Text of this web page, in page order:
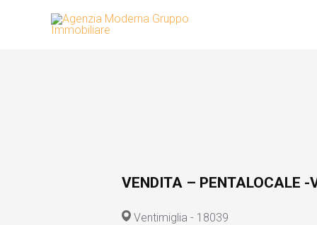
VENDITA – PENTALOCALE
Ventimiglia - 18039